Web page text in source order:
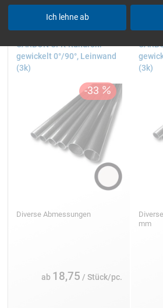
CARBON CFK-Rundrohr
gewickelt 0°/90°, Leinwand
(3k)
Diverse Abmessungen
ab 18,75 / Stück/pc.
(3k)
mm
Ich lehne ab